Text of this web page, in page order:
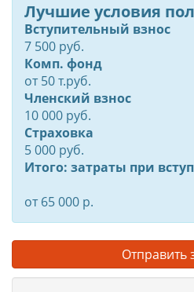
Лучшие условия
Вступительный взнос
7 500 руб.
Комп. фонд
от50т.руб.
Членский взнос
10 000 руб.
Страховка
5 000 руб.
Итого: затраты при
от 65 000 р.
Отправить